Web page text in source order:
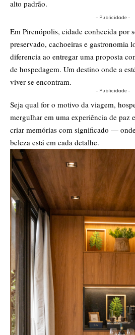
alto padrão.
- Publicidade -
Em Pirenópolis, cidade conhecida por
preservado, cachoeiras e gastronomia
diferencia ao entregar uma proposta
de hospedagem. Um destino onde a
viver se encontram.
- Publicidade -
Seja qual for o motivo da viagem,
mergulhar em uma experiência de paz
criar memórias com significado —
beleza está em cada detalhe.